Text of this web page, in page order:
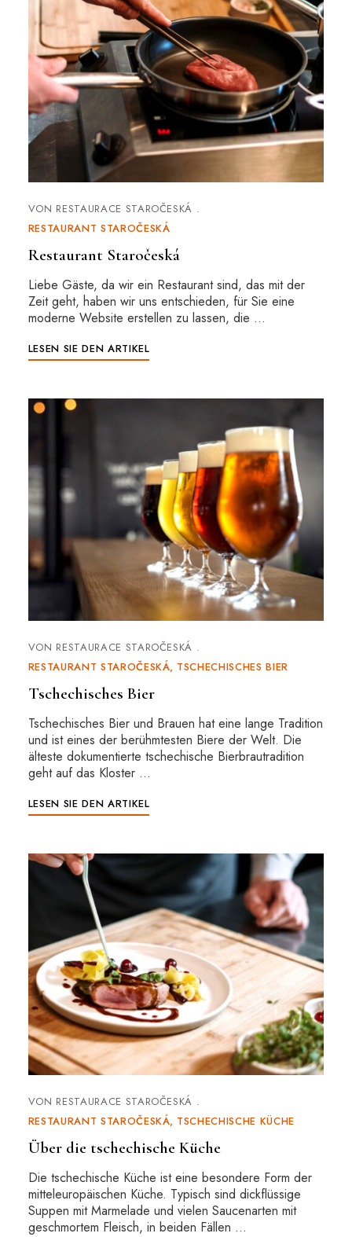
VON RESTAURACE STAROČESKÁ
RESTAURANT STAROČESKÁ
Restaurant Staročeská
Liebe Gäste, da wir ein Restaurant sind, das mit der
Zeit geht, haben wir uns entschieden, für Sie eine
moderne Website erstellen zu lassen, die …
LESEN SIE DEN ARTIKEL
VON RESTAURACE STAROČESKÁ
RESTAURANT STAROČESKÁ TSCHECHISCHES BIER
Tschechisches Bier
Tschechisches Bier und Brauen hat eine lange Tradition
und ist eines der berühmtesten Biere der Welt. Die
älteste dokumentierte tschechische Bierbrautradition
geht auf das Kloster …
LESEN SIE DEN ARTIKEL
VON RESTAURACE STAROČESKÁ
RESTAURANT STAROČESKÁ TSCHECHISCHE KÜCHE
Über die tschechische Küche
Die tschechische Küche ist eine besondere Form der
mitteleuropäischen Küche. Typisch sind dickflüssige
Suppen mit Marmelade und vielen Saucenarten mit
geschmortem Fleisch, in beiden Fällen …